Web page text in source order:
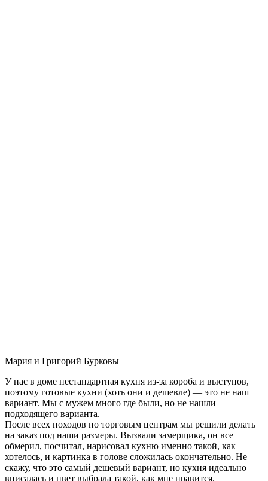
Мария и Григорий Бурковы
У нас в доме нестандартная кухня из-за короба и выступов,
поэтому готовые кухни (хоть они и дешевле) — это не наш
вариант. Мы с мужем много где были, но не нашли
подходящего варианта.
После всех походов по торговым центрам мы решили делать
на заказ под наши размеры. Вызвали замерщика, он все
обмерил, посчитал, нарисовал кухню именно такой, как
хотелось, и картинка в голове сложилась окончательно. Не
скажу, что это самый дешевый вариант, но кухня идеально
вписалась и цвет выбрала такой, как мне нравится.